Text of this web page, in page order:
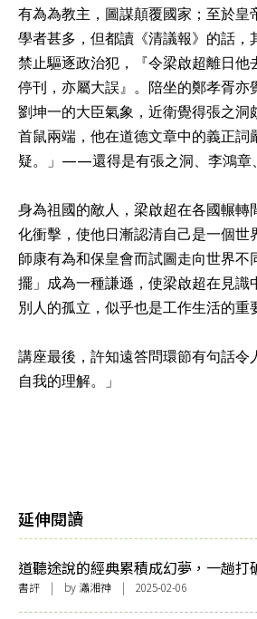
有為為教主，圖謀顛覆國家；至於
學者甚多，但都讀《清議報》的話
禁止驅逐政治犯，『令梁啟超離日
停刊，亦屬大誤』。陪坐的鄭孝胥
劉坤一的大臣氣象，近衛覺得張之
首鼠兩端，他在道德文章中的義正
疑。」——還得是有張之洞、李鴻章
身為祖國的敵人，梁啟超在各國輾
化衝擊，使他日漸認清自己是一個
師康有為和保皇會而試圖走向世界
擺」成為一種謙遜，使梁啟超在見
別人的孤立，似乎也是工作生活的重
講座最後，許知遠答問環節有句話
自我的理解。」
延伸閱讀
道聽途說的經典累積成幻夢，一趟打
界限的旅程：澀澤龍彥《高丘親王航
書評 | by 瀟湘神 | 2025-02-06